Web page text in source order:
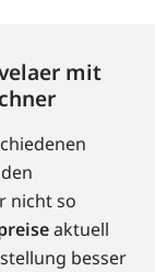
mit
nicht so
aktuell
besser